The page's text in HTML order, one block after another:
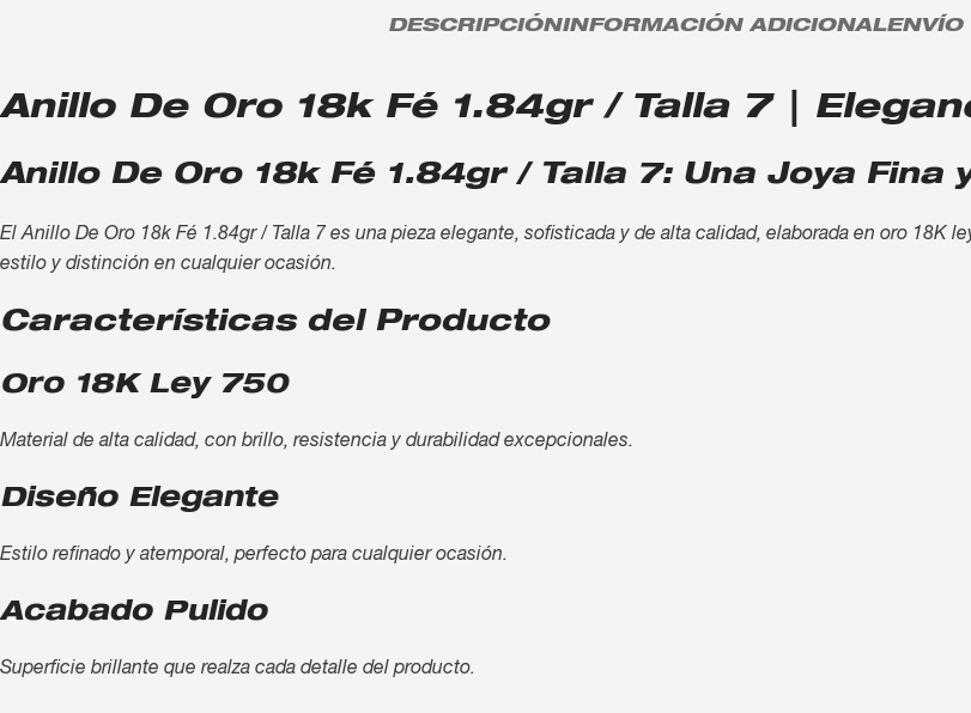
DESCRIPCIÓNINFORMACIÓN ADICIONALENVÍO
Anillo De Oro 18k Fé 1.84gr / Talla 7 |
Anillo De Oro 18k Fé 1.84gr / Talla 7: Una Joya Fina
El Anillo De Oro 18k Fé 1.84gr / Talla 7 es una pieza elegante, sofisticada y de alta calidad, elaborada en oro 18K
estilo y distinción en cualquier ocasión.
Características del Producto
Oro 18K Ley 750
Material de alta calidad, con brillo, resistencia y durabilidad excepcionales.
Diseño Elegante
Estilo refinado y atemporal, perfecto para cualquier ocasión.
Acabado Pulido
Superficie brillante que realza cada detalle del producto.